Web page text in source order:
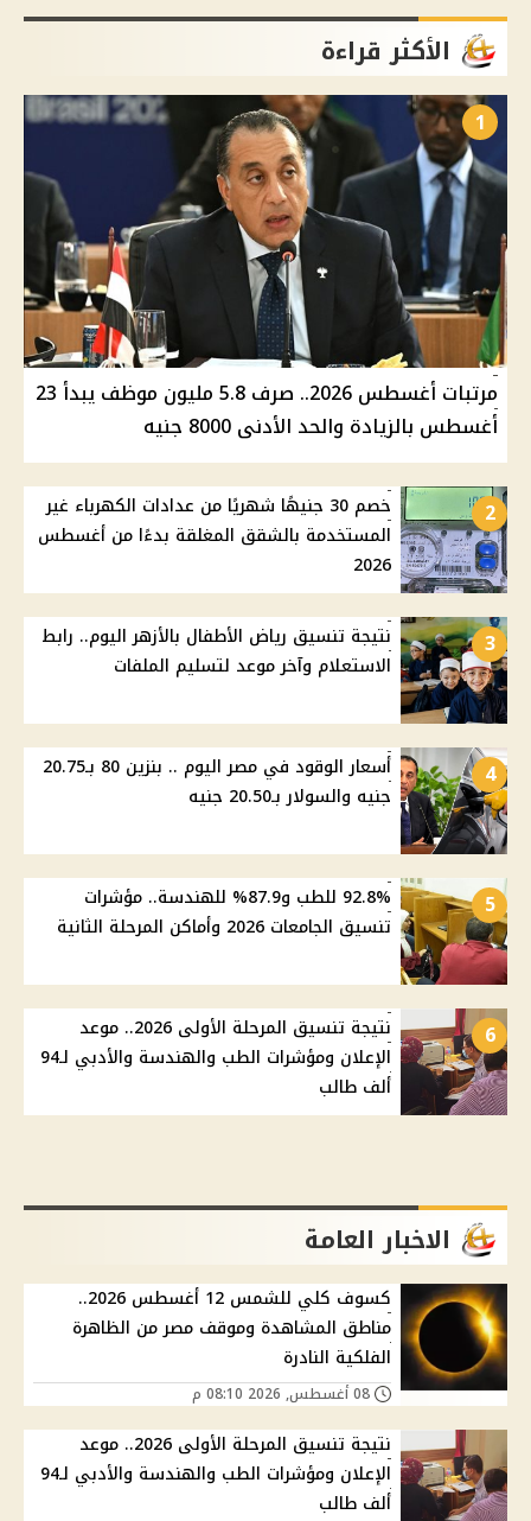
الأكثر قراءة
1
مرتبات أغسطس 2026.. صرف 5.8 مليون موظف يبدأ 23
أغسطس بالزيادة والحد الأدنى 8000 جنيه
2
خصم 30 جنيهًا شهريًا من عدادات الكهرباء غير
المستخدمة بالشقق المغلقة بدءًا من أغسطس
2026
3
نتيجة تنسيق رياض الأطفال بالأزهر اليوم.. رابط
الاستعلام وآخر موعد لتسليم الملفات
4
أسعار الوقود في مصر اليوم .. بنزين 80 بـ20.75
جنيه والسولار بـ20.50 جنيه
5
92.8% للطب و87.9% للهندسة.. مؤشرات
تنسيق الجامعات 2026 وأماكن المرحلة الثانية
6
نتيجة تنسيق المرحلة الأولى 2026.. موعد
الإعلان ومؤشرات الطب والهندسة والأدبي لـ94
ألف طالب
الاخبار العامة
كسوف كلي للشمس 12 أغسطس 2026..
مناطق المشاهدة وموقف مصر من الظاهرة
الفلكية النادرة
نتيجة تنسيق المرحلة الأولى 2026.. موعد
الإعلان ومؤشرات الطب والهندسة والأدبي لـ94
ألف طالب